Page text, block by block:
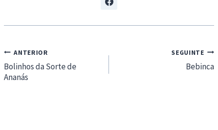
Navegação
de
artigos
ANTERIOR
Bolinhos da Sorte de
Ananás
SEGUINTE
Bebinca